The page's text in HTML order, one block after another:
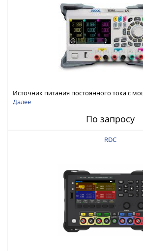
Источник питания постоянного тока с
Далее
По запросу
RDC